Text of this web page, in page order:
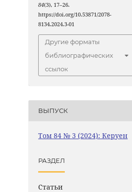
84(3), 17–26.
https://doi.org/10.53871/2078-
8134.2024.3-01
Другие форматы
библиографических
ссылок
ВЫПУСК
Том 84 № 3 (2024): Керуен
РАЗДЕЛ
Статьи